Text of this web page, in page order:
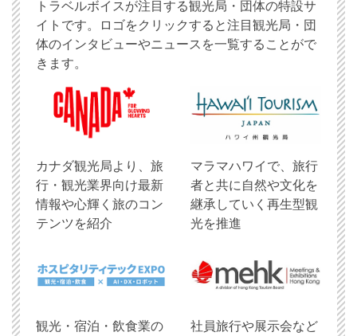
トラベルボイスが注目する観光局・団体の特設サ
イトです。ロゴをクリックすると注目観光局・団
体のインタビューやニュースを一覧することがで
きます。
​カナダ観光局より、旅
行・観光業界向け最新
情報や心輝く旅のコン
テンツを紹介
マラマハワイで、旅行
者と共に自然や文化を
継承していく再生型観
光を推進
観光・宿泊・飲食業の
社員旅行や展示会など